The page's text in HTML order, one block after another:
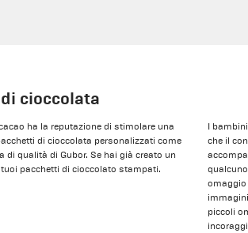
cioccolata
ha la reputazione di stimolare una
di cioccolata personalizzati come
qualità di Gubor. Se hai già creato un
pacchetti di cioccolato stampati.
I
che il
omaggio
piccoli